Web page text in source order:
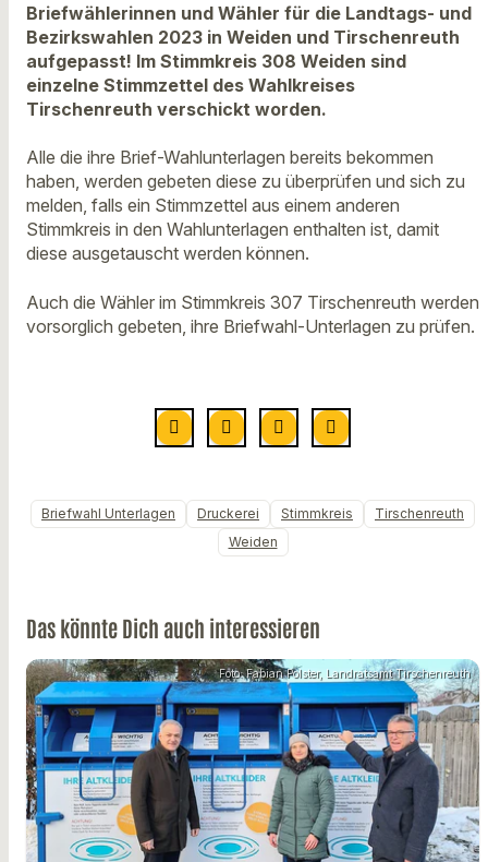
Briefwählerinnen und Wähler für die Landtags- und
Bezirkswahlen 2023 in Weiden und Tirschenreuth
aufgepasst! Im Stimmkreis 308 Weiden sind
einzelne Stimmzettel des Wahlkreises
Tirschenreuth verschickt worden.
Alle die ihre Brief-Wahlunterlagen bereits bekommen
haben, werden gebeten diese zu überprüfen und sich zu
melden, falls ein Stimmzettel aus einem anderen
Stimmkreis in den Wahlunterlagen enthalten ist, damit
diese ausgetauscht werden können.
Auch die Wähler im Stimmkreis 307 Tirschenreuth werden
vorsorglich gebeten, ihre Briefwahl-Unterlagen zu prüfen.
Briefwahl Unterlagen Druckerei Stimmkreis
Tirschenreuth
Weiden
Das könnte Dich auch interessieren
Foto: Fabian Polster, Landratsamt Tirschenreuth